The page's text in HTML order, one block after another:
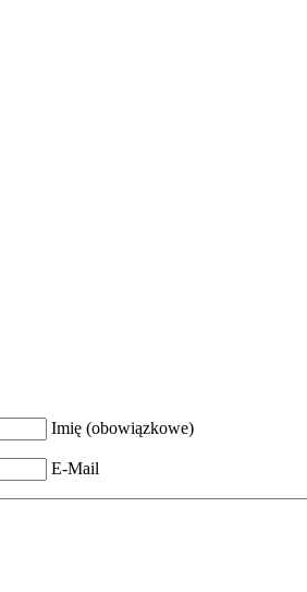
Imię (obowiązkowe)
E-Mail